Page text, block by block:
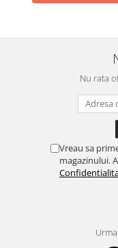
Nu rata
Vreau sa
magazinului.